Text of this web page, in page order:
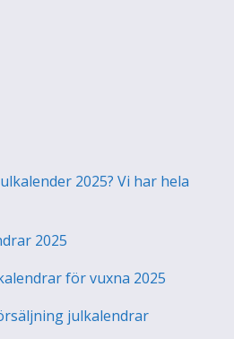
2025? Vi har hela
2025
för vuxna 2025
julkalendrar